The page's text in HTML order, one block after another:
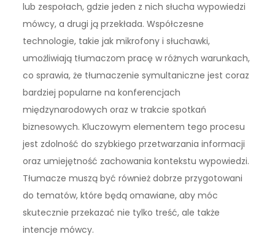
lub zespołach, gdzie jeden z nich słucha wypowiedzi
mówcy, a drugi ją przekłada. Współczesne
technologie, takie jak mikrofony i słuchawki,
umożliwiają tłumaczom pracę w różnych warunkach,
co sprawia, że tłumaczenie symultaniczne jest coraz
bardziej popularne na konferencjach
międzynarodowych oraz w trakcie spotkań
biznesowych. Kluczowym elementem tego procesu
jest zdolność do szybkiego przetwarzania informacji
oraz umiejętność zachowania kontekstu wypowiedzi.
Tłumacze muszą być również dobrze przygotowani
do tematów, które będą omawiane, aby móc
skutecznie przekazać nie tylko treść, ale także
intencje mówcy.